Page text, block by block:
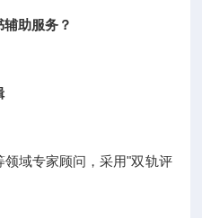
助服务？
域专家顾问，采用"双轨评